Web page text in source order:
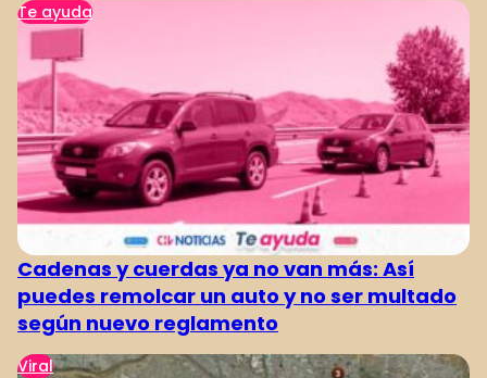
Te ayuda
Cadenas y cuerdas ya no van más: Así
puedes remolcar un auto y no ser multado
según nuevo reglamento
Viral